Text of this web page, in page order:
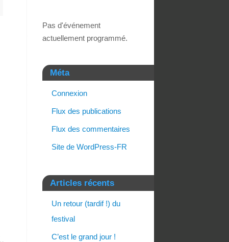
Pas d'événement
actuellement programmé.
Méta
Connexion
Flux des publications
Flux des commentaires
Site de WordPress-FR
Articles récents
Un retour (tardif !) du
festival
C’est le grand jour !